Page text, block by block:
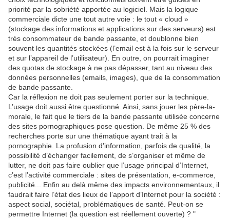
priorité par la sobriété apportée au logiciel. Mais la logique
commerciale dicte une tout autre voie : le tout « cloud »
(stockage des informations et applications sur des serveurs) est
très consommateur de bande passante, et doublonne bien
souvent les quantités stockées (l’email est à la fois sur le serveur
et sur l’appareil de l’utilisateur). En outre, on pourrait imaginer
des quotas de stockage à ne pas dépasser, tant au niveau des
données personnelles (emails, images), que de la consommation
de bande passante.
Car la réflexion ne doit pas seulement porter sur la technique.
L’usage doit aussi être questionné. Ainsi, sans jouer les père-la-
morale, le fait que le tiers de la bande passante utilisée concerne
des sites pornographiques pose question. De même 25 % des
recherches porte sur une thématique ayant trait à la
pornographie. La profusion d’information, parfois de qualité, la
possibilité d’échanger facilement, de s’organiser et même de
lutter, ne doit pas faire oublier que l’usage principal d’Internet,
c’est l’activité commerciale : sites de présentation, e-commerce,
publicité... Enfin au delà même des impacts environnementaux, il
faudrait faire l’état des lieux de l’apport d’Internet pour la société :
aspect social, sociétal, problématiques de santé. Peut-on se
permettre Internet (la question est réellement ouverte) ? "